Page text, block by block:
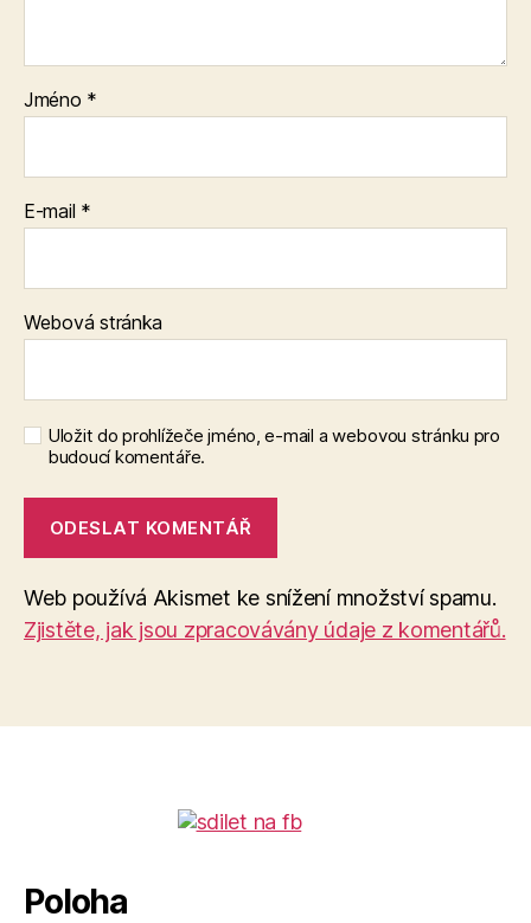
Jméno *
E-mail *
Webová stránka
Uložit do prohlížeče jméno, e-mail a webovou stránku pro
budoucí komentáře.
Web používá Akismet ke snížení množství spamu.
Zjistěte, jak jsou zpracovávány údaje z komentářů.
Poloha